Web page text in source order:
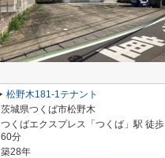
松野木181-1テナント
茨城県つくば市松野木
つくばエクスプレス「つくば」駅 徒歩
60分
築28年